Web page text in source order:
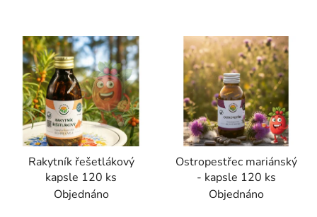
Rakytník řešetlákový
kapsle 120 ks
Objednáno
Ostropestřec mariánský
- kapsle 120 ks
Objednáno